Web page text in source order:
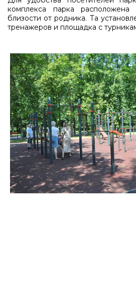
комплекса парка расположена
близости от родника. Та
тренажеров и площадка с